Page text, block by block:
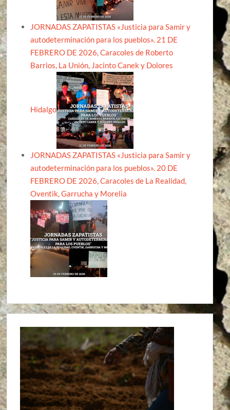
JORNADAS ZAPATISTAS «Justicia para Samir y
autodeterminación para los pueblos». 21 DE
FEBRERO DE 2026, Caracoles de Roberto
Barrios, La Unión, Jacinto Canek y Dolores
Hidalgo
JORNADAS ZAPATISTAS «Justicia para Samir y
autodeterminación para los pueblos». 20 DE
FEBRERO DE 2026, Caracoles de La Realidad,
Oventik, Garrucha y Morelia